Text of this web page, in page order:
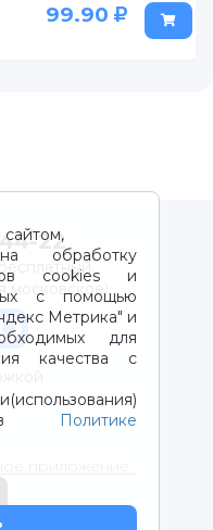
99.90
сайтом,
обработку
cookies и
с помощью
Метрика" и
для
качества с
в
Политике
22
московское)